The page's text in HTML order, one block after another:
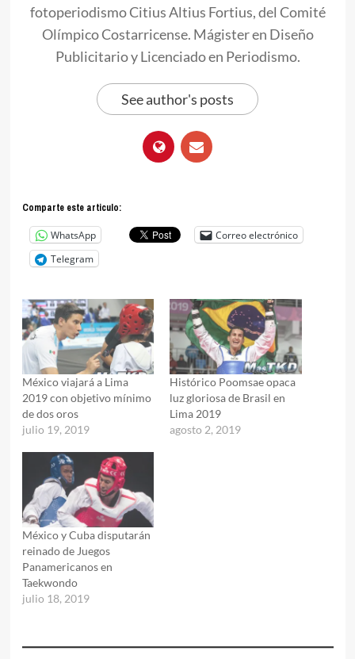
fotoperiodismo Citius Altius Fortius, del Comité
Olímpico Costarricense. Mágister en Diseño
Publicitario y Licenciado en Periodismo.
See author's posts
Comparte este articulo:
WhatsApp
Correo electrónico
Telegram
México viajará a Lima
2019 con objetivo mínimo
de dos oros
julio 19, 2019
Histórico Poomsae opaca
luz gloriosa de Brasil en
Lima 2019
agosto 2, 2019
México y Cuba disputarán
reinado de Juegos
Panamericanos en
Taekwondo
julio 18, 2019